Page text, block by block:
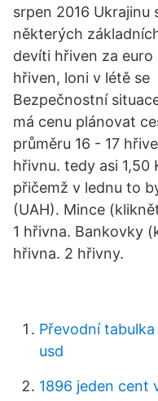
srpen 2016 Ukrajinu
některých
devíti hřiven za
hřiven, loni v létě se
Bezpečnostní
má cenu plánovat
průměru 16 - 17
hřivnu. tedy asi 1,50
přičemž v lednu to
(UAH). Mince
1 hřivna. Bankovky
hřivna. 2 hřivny.
Převodní
usd
1896 jeden cent